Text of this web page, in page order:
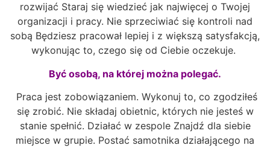
rozwijać Staraj się wiedzieć jak najwięcej o Twojej
organizacji i pracy. Nie sprzeciwiać się kontroli nad
sobą Będziesz pracował lepiej i z większą satysfakcją,
wykonując to, czego się od Ciebie oczekuje.
Być osobą, na której można polegać.
Praca jest zobowiązaniem. Wykonuj to, co zgodziłeś
się zrobić. Nie składaj obietnic, których nie jesteś w
stanie spełnić. Działać w zespole Znajdź dla siebie
miejsce w grupie. Postać samotnika działającego na